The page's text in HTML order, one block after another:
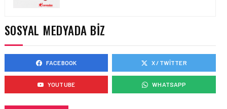
ALINIYOR?
HAVACILIK • 05 AĞU 2026
ÇELEBI HAVACILIK
MACARISTAN’DAN
BUDAPEŞTE GÖNÜLLÜ
SOSYAL MEDYADA BIZ
FACEBOOK X / TWITTER
YOUTUBE WHATSAPP